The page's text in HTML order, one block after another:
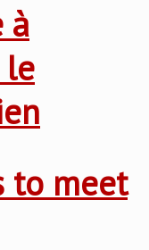
à
le
to meet